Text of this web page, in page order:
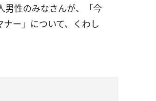
男性のみなさんが、「今
ー」について、くわし